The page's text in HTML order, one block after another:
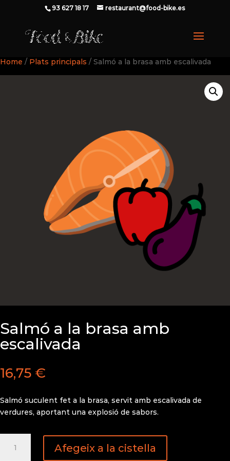
93 627 18 17 restaurant@food-bike.es
Home / Plats principals / Salmó a la brasa amb escalivada
Salmó a la brasa amb
escalivada
16,75 €
Salmó suculent fet a la brasa, servit amb escalivada de
verdures, aportant una explosió de sabors.
Afegeix a la cistella